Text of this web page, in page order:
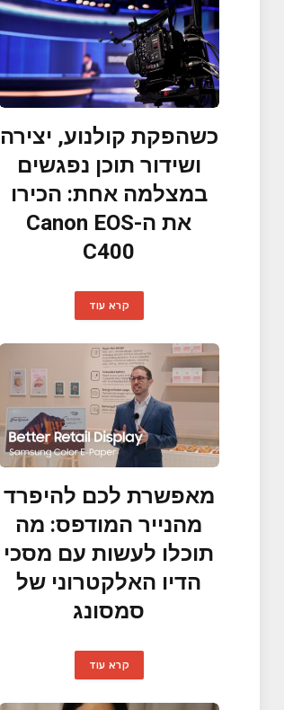
כשהפקת קולנוע, יצירה
ושידור תוכן נפגשים
במצלמה אחת: הכירו
את ה-Canon EOS
C400
קרא עוד
מאפשרת לכם להיפרד
מהנייר המודפס: מה
תוכלו לעשות עם מסכי
הדיו האלקטרוני של
סמסונג
קרא עוד